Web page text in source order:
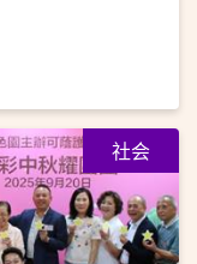
社会